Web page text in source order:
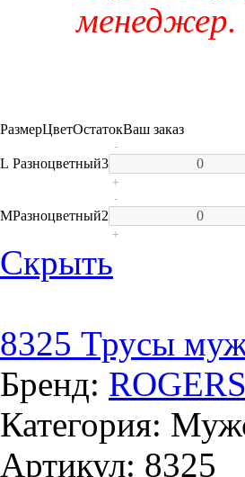
менеджер.
РазмерЦветОстатокВаш заказ
L Разноцветный3
-
+
MРазноцветный2
-
+
Скрыть
8325 Трусы
Бренд: ROGERS
Категория:
Артикул: 8325